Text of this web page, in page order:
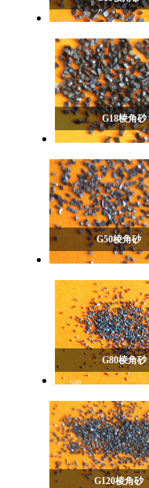
G18棱角砂
G50棱角砂
G80棱角砂
G120棱角砂